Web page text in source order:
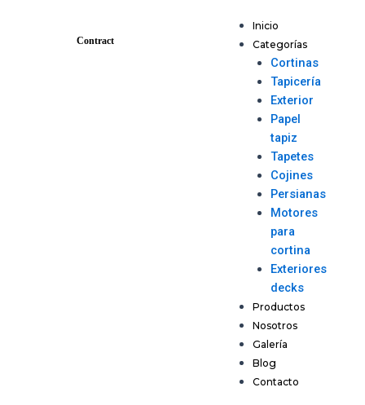
Contract
Inicio
Categorías
Cortinas
Tapicería
Exterior
Papel
tapiz
Tapetes
Cojines
Persianas
Motores
para
cortina
Exteriores
decks
Productos
Nosotros
Galería
Blog
Contacto